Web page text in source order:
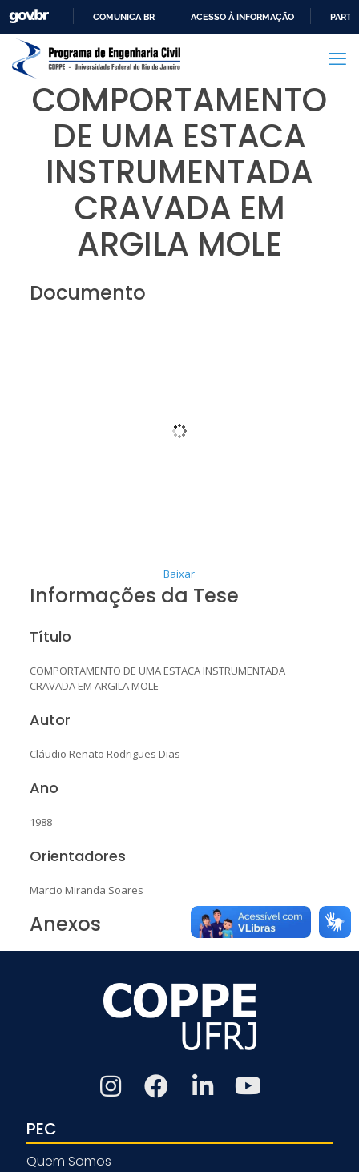
PARA
CONTEÚDO
COMUNICA BR ACESSO À INFORMAÇÃO
COMPORTAMENTO
DE UMA ESTACA
INSTRUMENTADA
CRAVADA EM
ARGILA MOLE
Documento
Baixar
Informações da Tese
Título
COMPORTAMENTO DE UMA ESTACA INSTRUMENTADA
CRAVADA EM ARGILA MOLE
Autor
Cláudio Renato Rodrigues Dias
Ano
1988
Orientadores
Marcio Miranda Soares
Anexos
PEC
Quem Somos